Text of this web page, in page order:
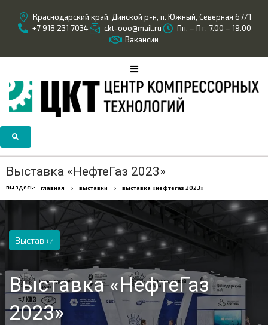
Краснодарский край, Динской р-н, п. Южный, Северная 67/1
+7 918 231 7034
ckt-ooo@mail.ru
Пн. – Пт. 7.00 – 19.00
Вакансии
Выставка «НефтеГаз 2023»
вы здесь: главная выставки выставка «нефтегаз 2023»
Выставки
Выставка «НефтеГаз
2023»